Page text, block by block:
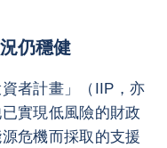
仍穩健
者計畫」（IIP，亦
實現低風險的財政
危機而採取的支援